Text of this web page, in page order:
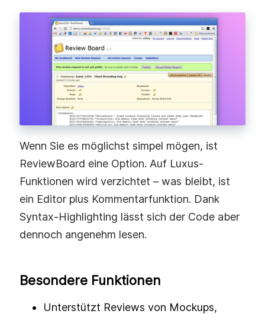
Wenn Sie es möglichst simpel mögen, ist
ReviewBoard eine Option. Auf Luxus-
Funktionen wird verzichtet – was bleibt, ist
ein Editor plus Kommentarfunktion. Dank
Syntax-Highlighting lässt sich der Code aber
dennoch angenehm lesen.
Besondere Funktionen
Unterstützt Reviews von Mockups,